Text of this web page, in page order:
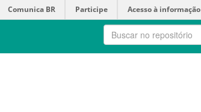
Comunica BR Participe Acesso à informação